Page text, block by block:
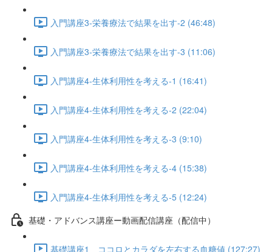
入門講座3-栄養療法で結果を出す-2 (46:48)
入門講座3-栄養療法で結果を出す-3 (11:06)
入門講座4-生体利用性を考える-1 (16:41)
入門講座4-生体利用性を考える-2 (22:04)
入門講座4-生体利用性を考える-3 (9:10)
入門講座4-生体利用性を考える-4 (15:38)
入門講座4-生体利用性を考える-5 (12:24)
基礎・アドバンス講座ー動画配信講座（配信中）
基礎講座1 ココロとカラダを左右する血糖値 (127:27)